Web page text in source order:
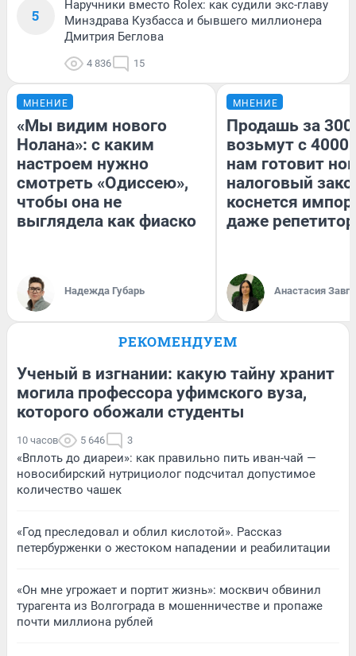
5
Наручники вместо Rolex: как судили экс-главу
Минздрава Кузбасса и бывшего миллионера
Дмитрия Беглова
4 836 15
МНЕНИЕ
«Мы видим нового
Нолана»: с каким
настроем нужно
смотреть «Одиссею»,
чтобы она не
выглядела как фиаско
Надежда Губарь
МНЕНИЕ
Продашь за
возьмут с
нам готовит
налоговый
коснется
даже
Анастасия
РЕКОМЕНДУЕМ
Ученый в изгнании: какую тайну хранит
могила профессора уфимского вуза,
которого обожали студенты
10 часов 5 646 3
«Вплоть до диареи»: как правильно пить иван-чай —
новосибирский нутрициолог подсчитал допустимое
количество чашек
«Год преследовал и облил кислотой». Рассказ
петербурженки о жестоком нападении и реабилитации
«Он мне угрожает и портит жизнь»: москвич обвинил
турагента из Волгограда в мошенничестве и пропаже
почти миллиона рублей